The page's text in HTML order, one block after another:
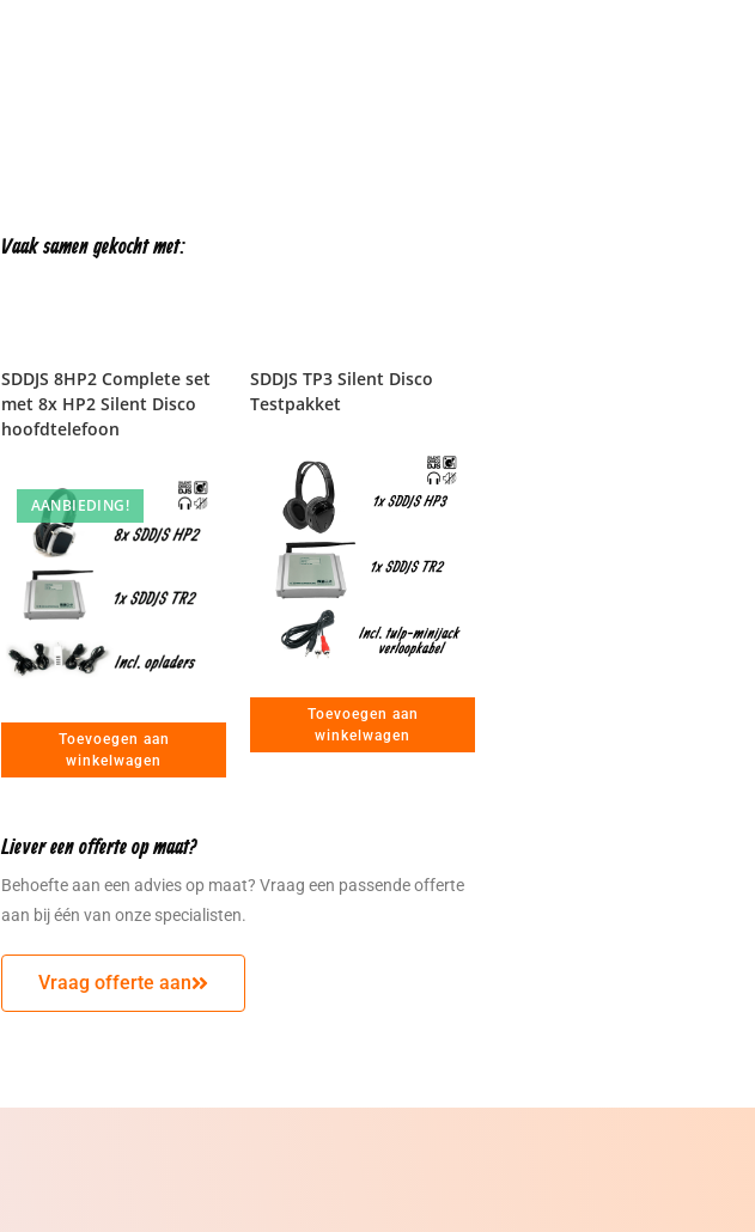
Vaak samen gekocht met:
SDDJS 8HP2 Complete set
met 8x HP2 Silent Disco
hoofdtelefoon
AANBIEDING!
Toevoegen aan
winkelwagen
SDDJS TP3 Silent Disco
Testpakket
Toevoegen aan
winkelwagen
Liever een offerte op maat?
Behoefte aan een advies op maat? Vraag een passende offerte
aan bij één van onze specialisten.
Vraag offerte aan